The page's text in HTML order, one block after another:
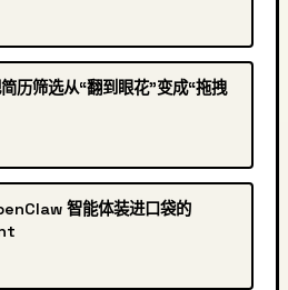
历筛选从“翻到眼花”变成“拖拽
智能体装进口袋的